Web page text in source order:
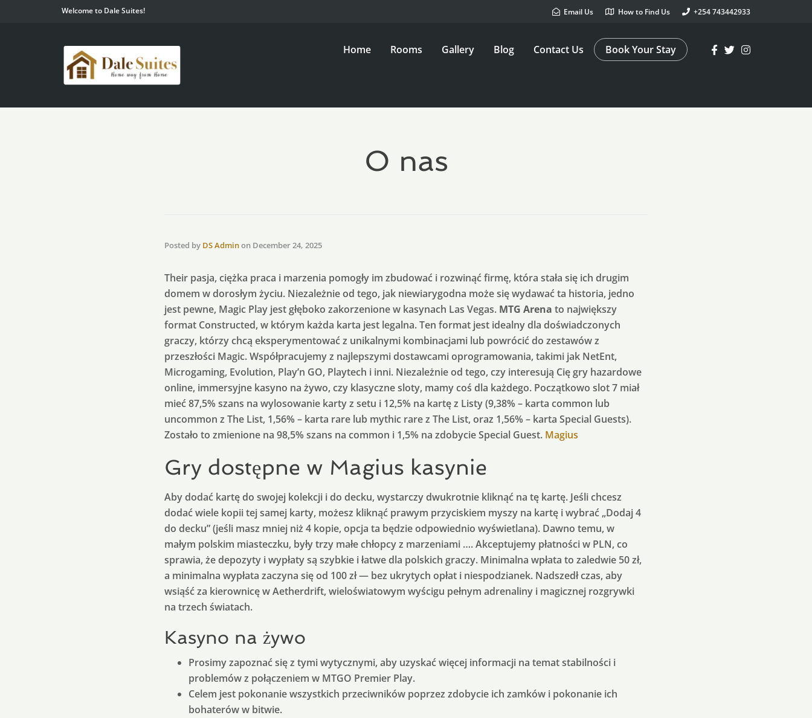
Welcome to Dale Suites! Email Us How to Find Us +254 743442933
Home Rooms Gallery Blog Contact Us Book Your Stay
O nas
Posted by DS Adminon December 24, 2025
Their pasja, ciężka praca i marzenia pomogły im zbudować i rozwinąć firmę, która stała się ich drugim
domem w dorosłym życiu. Niezależnie od tego, jak niewiarygodna może się wydawać ta historia, jedno
jest pewne, Magic Play jest głęboko zakorzenione w kasynach Las Vegas. MTG Arena to największy
format Constructed, w którym każda karta jest legalna. Ten format jest idealny dla doświadczonych
graczy, którzy chcą eksperymentować z unikalnymi kombinacjami lub powrócić do zestawów z
przeszłości Magic. Współpracujemy z najlepszymi dostawcami oprogramowania, takimi jak NetEnt,
Microgaming, Evolution, Play’n GO, Playtech i inni. Niezależnie od tego, czy interesują Cię gry hazardowe
online, immersyjne kasyno na żywo, czy klasyczne sloty, mamy coś dla każdego. Początkowo slot 7 miał
mieć 87,5% szans na wylosowanie karty z setu i 12,5% na kartę z Listy (9,38% – karta common lub
uncommon z The List, 1,56% – karta rare lub mythic rare z The List, oraz 1,56% – karta Special Guests).
Zostało to zmienione na 98,5% szans na common i 1,5% na zdobycie Special Guest. Magius
Gry dostępne w Magius kasynie
Aby dodać kartę do swojej kolekcji i do decku, wystarczy dwukrotnie kliknąć na tę kartę. Jeśli chcesz
dodać wiele kopii tej samej karty, możesz kliknąć prawym przyciskiem myszy na kartę i wybrać „Dodaj 4
do decku” (jeśli masz mniej niż 4 kopie, opcja ta będzie odpowiednio wyświetlana). Dawno temu, w
małym polskim miasteczku, były trzy małe chłopcy z marzeniami …. Akceptujemy płatności w PLN, co
sprawia, że depozyty i wypłaty są szybkie i łatwe dla polskich graczy. Minimalna wpłata to zaledwie 50 zł,
a minimalna wypłata zaczyna się od 100 zł — bez ukrytych opłat i niespodzianek. Nadszedł czas, aby
wsiąść za kierownicę w Aetherdrift, wieloświatowym wyścigu pełnym adrenaliny i magicznej rozgrywki
na trzech światach.
Kasyno na żywo
Prosimy zapoznać się z tymi wytycznymi, aby uzyskać więcej informacji na temat stabilności i
problemów z połączeniem w MTGO Premier Play.
Celem jest pokonanie wszystkich przeciwników poprzez zdobycie ich zamków i pokonanie ich
bohaterów w bitwie.